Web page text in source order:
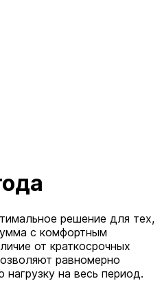
решение для тех,
с комфортным
от краткосрочных
равномерно
на весь период.